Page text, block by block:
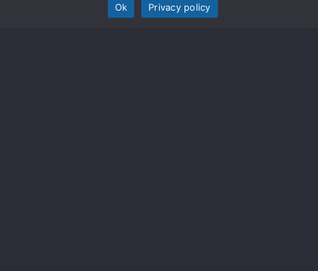
questionario per scoprire quale trattamento
Ok
Privacy policy